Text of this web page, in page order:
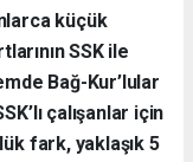
küçük
SSK ile
Bağ-Kur’lular
çalışanlar için
fark, yaklaşık 5